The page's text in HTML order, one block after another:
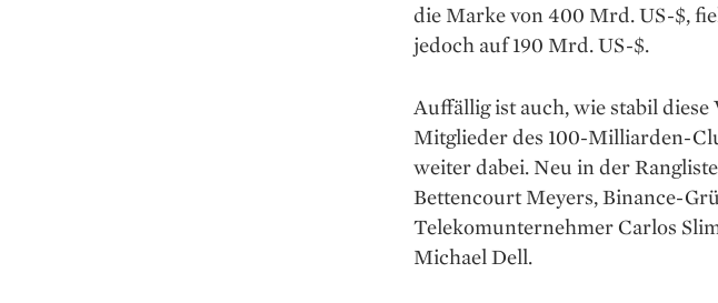
die Marke von 400 Mrd. US-$,
jedoch auf 190 Mrd. US-$.
Auffällig ist auch, wie stabil
Mitglieder des 100-Milliarden-
weiter dabei. Neu in der
Bettencourt Meyers, Binance-
Telekomunternehmer Carlos
Michael Dell.